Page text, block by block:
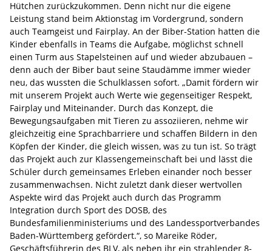
Hütchen zurückzukommen. Denn nicht nur die eigene
Leistung stand beim Aktionstag im Vordergrund, sondern
auch Teamgeist und Fairplay. An der Biber-Station hatten die
Kinder ebenfalls in Teams die Aufgabe, möglichst schnell
einen Turm aus Stapelsteinen auf und wieder abzubauen –
denn auch der Biber baut seine Staudämme immer wieder
neu, das wussten die Schulklassen sofort. „Damit fördern wir
mit unserem Projekt auch Werte wie gegenseitiger Respekt,
Fairplay und Miteinander. Durch das Konzept, die
Bewegungsaufgaben mit Tieren zu assoziieren, nehme wir
gleichzeitig eine Sprachbarriere und schaffen Bildern in den
Köpfen der Kinder, die gleich wissen, was zu tun ist. So trägt
das Projekt auch zur Klassengemeinschaft bei und lässt die
Schüler durch gemeinsames Erleben einander noch besser
zusammenwachsen. Nicht zuletzt dank dieser wertvollen
Aspekte wird das Projekt auch durch das Programm
Integration durch Sport des DOSB, des
Bundesfamilienministeriums und des Landessportverbandes
Baden-Württemberg gefördert.“, so Mareike Röder,
Geschäftsführerin des BLV, als neben ihr ein strahlender 8-